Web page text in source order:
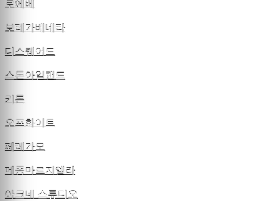
로에베
보테가베네타
디스퀘어드
스톤아일랜드
키톤
오프화이트
페레가모
메종마르지엘라
아크네 스튜디오